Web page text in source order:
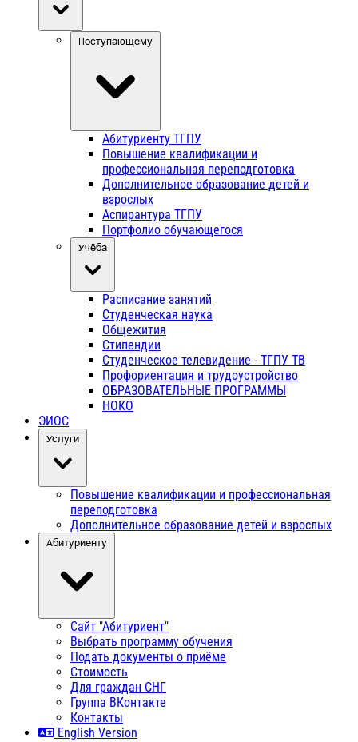
Поступающему
Абитуриенту ТГПУ
Повышение квалификации и
профессиональная переподготовка
Дополнительное образование детей и
взрослых
Аспирантура ТГПУ
Портфолио обучающегося
Учёба
Расписание занятий
Студенческая наука
Общежития
Стипендии
Студенческое телевидение - ТГПУ ТВ
Профориентация и трудоустройство
ОБРАЗОВАТЕЛЬНЫЕ ПРОГРАММЫ
НОКО
ЭИОС
Услуги
Повышение квалификации и профессиональная
переподготовка
Дополнительное образование детей и взрослых
Абитуриенту
Сайт "Абитуриент"
Выбрать программу обучения
Подать документы о приёме
Стоимость
Для граждан СНГ
Группа ВКонтакте
Контакты
English Version